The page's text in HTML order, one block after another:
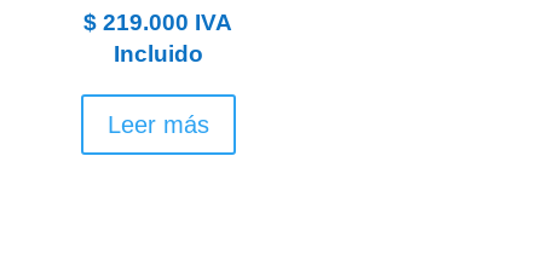
$ 219.000 IVA
Incluido
Leer más